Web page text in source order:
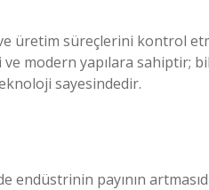
üretim süreçlerini kontrol
modern yapılara sahiptir;
sayesindedir.
payının